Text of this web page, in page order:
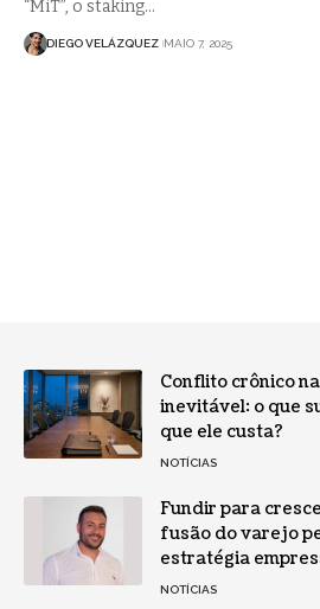
“MiT”, o staking…
DIEGO VELÁZQUEZ MAIO 7, 2025
Conflito crônico
inevitável: o que
que ele custa?
NOTÍCIAS
Fundir para
fusão do varejo
estratégia
NOTÍCIAS